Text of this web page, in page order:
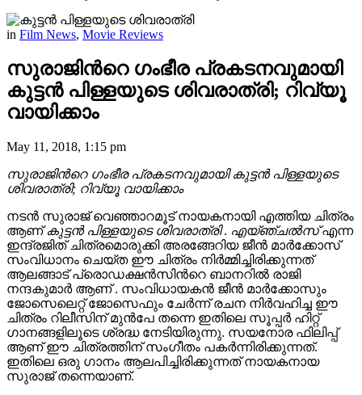
in Film News, Movie Reviews
സുരാജിന്‍റെ ഗംഭീര പ്രകടനവുമായി
കുട്ടന്‍ പിള്ളയുടെ ശിവരാത്രി; റിവ്യൂ
വായിക്കാം
May 11, 2018, 1:15 pm
സുരാജിന്‍റെ ഗംഭീര പ്രകടനവുമായി കുട്ടന്‍ പിള്ളയുടെ
ശിവരാത്രി; റിവ്യൂ വായിക്കാം
നടൻ സുരാജ് വെഞ്ഞാറമൂട് നായകനായി എത്തിയ ചിത്രം
ആണ്കുട്ടൻ പിള്ളയുടെ ശിവരാത്രി. എയ്‌ഞ്ചൽസ്എന്ന
ഇന്ദ്രജിത് ചിത്രമൊരുക്കി അരങ്ങേറിയ ജീൻ മാർക്കോസ്
സംവിധാനം ചെയ്ത ഈ ചിത്രം നിർമ്മിച്ചിരിക്കുന്നത്
ആലങ്ങാട് പ്രൊഡക്ഷൻസിന്‍റെ ബാനറിൽ രാജി
നന്ദകുമാർ ആണ് . സംവിധായകൻ ജീൻ മാർക്കോസും
ജോസെലെറ്റ്‌ ജോസെഫും ചേർന്ന് രചന നിർവഹിച്ച ഈ
ചിത്രം റിലീസിന് മുൻപേ തന്നെ ഇതിലെ സൂപ്പർ ഹിറ്റ്
ഗാനങ്ങളിലൂടെ ശ്രദ്ധ നേടിയിരുന്നു. സയനോര ഫിലിപ്പ്
ആണ് ഈ ചിത്രത്തിന് സംഗീതം പകർന്നിരിക്കുന്നത്.
ഇതിലെ ഒരു ഗാനം ആലപിച്ചിരിക്കുന്നത് നായകനായ
സുരാജ് തന്നെയാണ്.